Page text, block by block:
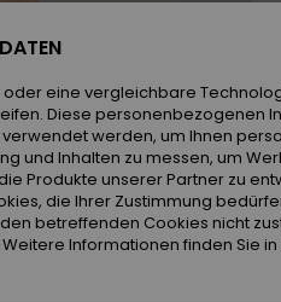
eine vergleichbare
Diese personenbezogenen
werden, um Ihnen
und Inhalten zu messen, um
Produkte unserer Partner zu
die Ihrer Zustimmung
betreffenden Cookies nicht
Informationen finden Sie in